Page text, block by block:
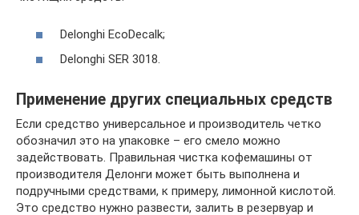
Delonghi EcoDecalk;
Delonghi SER 3018.
Применение других специальных средств
Если средство универсальное и производитель четко
обозначил это на упаковке – его смело можно
задействовать. Правильная чистка кофемашины от
производителя Делонги может быть выполнена и
подручными средствами, к примеру, лимонной кислотой.
Это средство нужно развести, залить в резервуар и